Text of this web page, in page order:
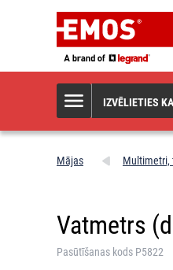
IZVĒLIETIES
Mājas Multimetri,
Vatmetrs
Pasūtīšanas kods P5822